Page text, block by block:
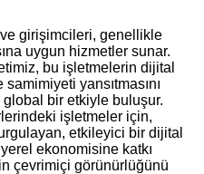
girişimcileri, genellikle
uygun hizmetler sunar.
bu işletmelerin dijital
samimiyeti yansıtmasını
bir etkiyle buluşur.
işletmeler için,
etkileyici bir dijital
ekonomisine katkı
çevrimiçi görünürlüğünü